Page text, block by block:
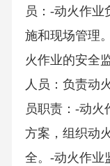
员：-动火作业
施和现场管理
火作业的安全
人员：负责动
员职责：-动火
方案，组织动
全。-动火作业